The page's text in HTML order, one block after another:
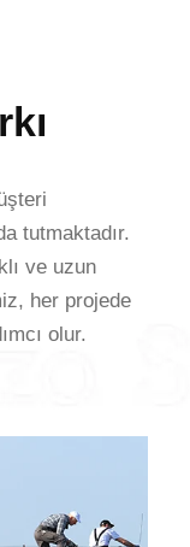
tutmaktadır.
ve uzun
her projede
olur.